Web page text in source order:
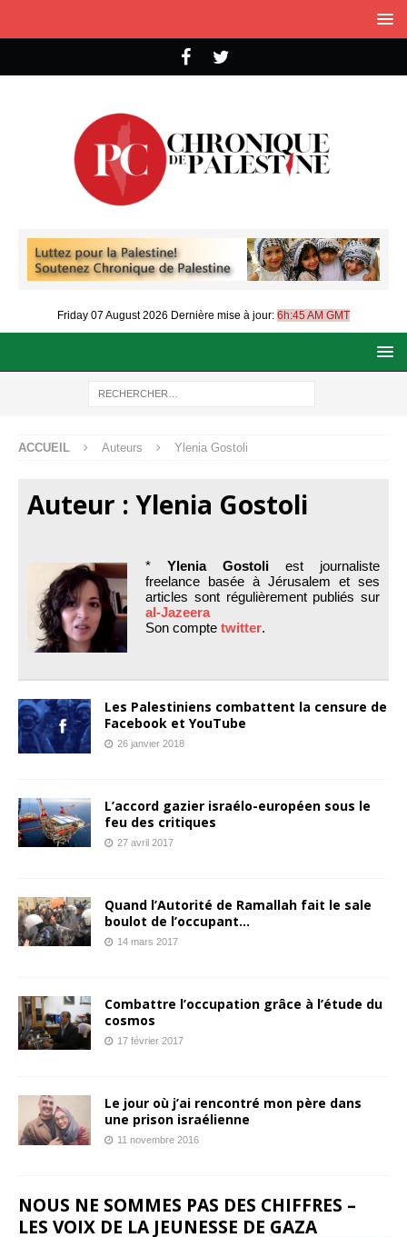
Friday 07 August 2026 Dernière mise à jour: 6h:45 AM GMT
ACCUEIL Auteurs Ylenia Gostoli
Auteur : Ylenia Gostoli
* Ylenia Gostoli est journaliste
freelance basée à Jérusalem et ses
articles sont régulièrement publiés sur
al-Jazeera
Son compte twitter.
Les Palestiniens combattent la censure de
Facebook et YouTube
26 janvier 2018
L’accord gazier israélo-européen sous le
feu des critiques
27 avril 2017
Quand l’Autorité de Ramallah fait le sale
boulot de l’occupant…
14 mars 2017
Combattre l’occupation grâce à l’étude du
cosmos
17 février 2017
Le jour où j’ai rencontré mon père dans
une prison israélienne
11 novembre 2016
NOUS NE SOMMES PAS DES CHIFFRES –
LES VOIX DE LA JEUNESSE DE GAZA